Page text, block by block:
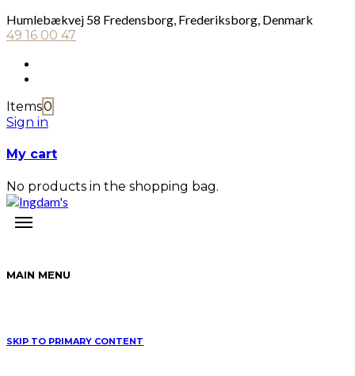
Humlebækvej 58 Fredensborg, Frederiksborg, Denmark
49 16 00 47
Items0
Sign in
My cart
No products in the shopping bag.
MAIN MENU
SKIP TO PRIMARY CONTENT